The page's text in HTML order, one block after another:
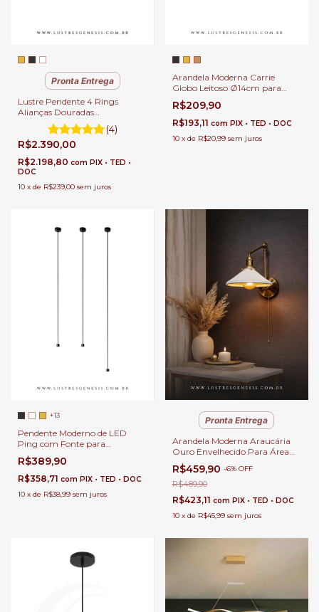
Pronta Entrega
Lustre Pendente 4 Rings
Alianças Douradas
100x80x60x40cm Sala de
Jantar e Sala de Estar Pé
Direito Duplo
(4)
R$2.390,00
R$2.198,80 com PIX • TED •
DOC
10 x de R$239,00 sem juros
Arandela Moderna Carrie
Globo Leitoso Ø14cm para
Cabeceira de Cama e Lavabos
R$209,90
R$193,11 com PIX • TED • DOC
10 x de R$20,99 sem juros
+13
Pendente Moderno de LED
Ping com Fonte para
Cabeceira de Cama, Balcão de
Cozinha, Quartos e Lavabo
R$389,90
R$358,71 com PIX • TED • DOC
10 x de R$38,99 sem juros
Pronta Entrega
Arandela Moderna Araucária
Ouro Envelhecido Para Área
Gourmet, Quartos, Sala de
Estar, Hall de Entrada e
Corredor - GMH o A-
ARAUCARIA-GOLD
R$459,90 -6% OFF
R$489,90
R$423,11 com PIX • TED • DOC
10 x de R$45,99 sem juros